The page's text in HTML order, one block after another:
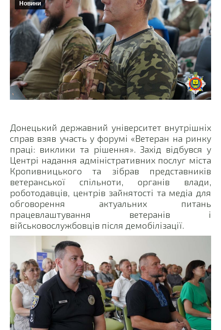
Новини
Донецький державний університет внутрішніх
справ взяв участь у форумі «Ветеран на ринку
праці: виклики та рішення». Захід відбувся у
Центрі надання адміністративних послуг міста
Кропивницького та зібрав представників
ветеранської спільноти, органів влади,
роботодавців, центрів зайнятості та медіа для
обговорення актуальних питань
працевлаштування ветеранів і
військовослужбовців після демобілізації.